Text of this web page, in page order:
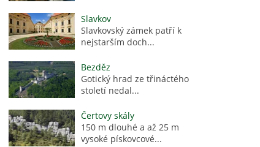
Slavkov
Slavkovský zámek patří k
nejstarším doch...
Bezděz
Gotický hrad ze třináctého
století nedal...
Čertovy skály
150 m dlouhé a až 25 m
vysoké pískovcové...